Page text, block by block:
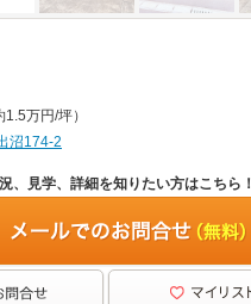
1.5万円/坪）
沼174-2
、見学、詳細を知りたい方はこちら！